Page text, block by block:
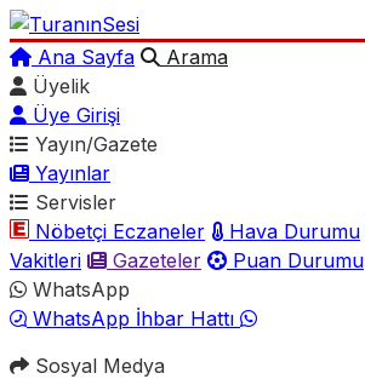
Ana Sayfa
Arama
Üyelik
Üye Girişi
Yayın/Gazete
Yayınlar
Servisler
Nöbetçi Eczaneler
Hava Durumu
Vakitleri
Gazeteler
Puan Durumu
WhatsApp
WhatsApp İhbar Hattı
Sosyal Medya